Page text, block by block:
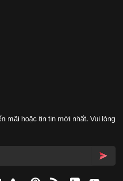
mãi hoặc tin tin mới nhất. Vui lòng